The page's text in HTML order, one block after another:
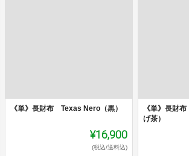
《単》長財布 Texas Nero（黒）
¥16,900
(税込/送料込)
《単》長財
げ茶）